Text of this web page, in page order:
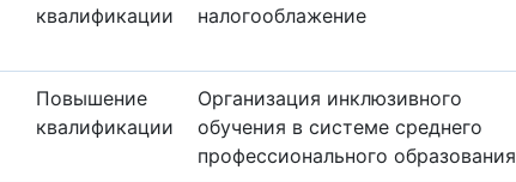
квалификации
налогооблажение
Повышение
квалификации
Организация инклюзивного
обучения в системе среднего
профессионального образования